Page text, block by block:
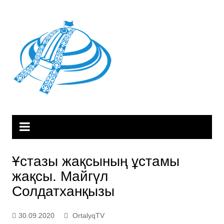
Ұстазы жақсының ұстамы
жақсы. Майгүл
Солдатханқызы
30.09.2020 OrtalyqTV